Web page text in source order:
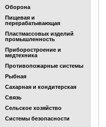
Оборона
Пищевая и
перерабатывающая
Пластмассовых изделий
промышленность
Приборостроение и
медтехника
Противопожарные системы
Рыбная
Сахарная и кондитерская
Связь
Сельское хозяйство
Системы безопасности